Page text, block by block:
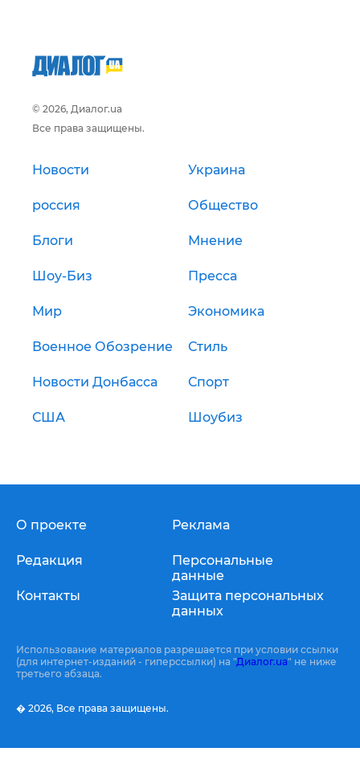
© 2026, Диалог.ua
Все права защищены.
Новости Украина
россия Общество
Блоги Мнение
Шоу-Биз Пресса
Мир Экономика
Военное Обозрение Стиль
Новости Донбасса Спорт
США Шоубиз
О проекте
Редакция
Контакты
Реклама
Персональные
данные
Защита персональных
данных
Использование материалов разрешается при условии ссылки
(для интернет-изданий - гиперссылки) на "Диалог.ua" не ниже
третьего абзаца.
� 2026, Все права защищены.